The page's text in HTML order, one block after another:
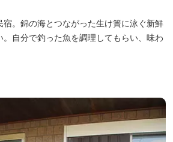
。錦の海とつながった生け簀に泳ぐ新鮮
自分で釣った魚を調理してもらい、味わ